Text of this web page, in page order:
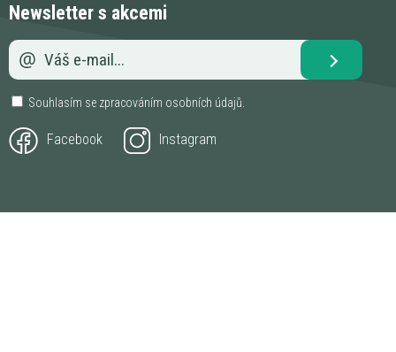
Newsletter s akcemi
Souhlasím se zpracováním osobních údajů.
Facebook Instagram